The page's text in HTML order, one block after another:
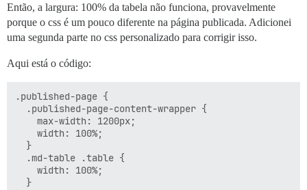
Então, a largura: 100% da tabela não funciona, provavelmente
porque o css é um pouco diferente na página publicada. Adicionei
uma segunda parte no css personalizado para corrigir isso.
Aqui está o código:
.published-page {
  .published-page-content-wrapper {
    max-width: 1200px;
    width: 100%;
  }
  .md-table .table {
    width: 100%;
  }